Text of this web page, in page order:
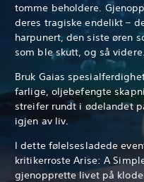
tomme beholdere.
deres tragiske endelikt –
harpunert, den siste øren
som ble skutt, og så videre.
Bruk Gaias
farlige, oljebefengte
streifer rundt i ødelandet
igjen av liv.
I dette følelsesladede
kritikerroste Arise: A
gjenopprette livet på